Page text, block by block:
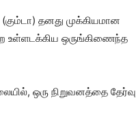
தனது முக்கியமான
உள்ளடக்கிய ஒருங்கிணைந்த
ஒரு நிறுவனத்தை தேர்வு